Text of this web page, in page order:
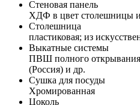
Стеновая панель
ХДФ в цвет столешницы
Столешница
пластиковая; из
Выкатные системы
ПВШ полного
(Россия) и др.
Сушка для посуды
Хромированная
Цоколь